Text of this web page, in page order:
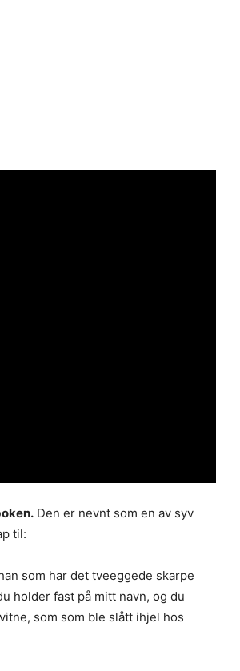
Den er nevnt som en av syv
til:
som har det tveeggede skarpe
holder fast på mitt navn, og du
som som ble slått ihjel hos